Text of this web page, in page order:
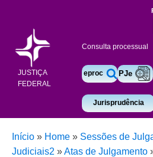
JUSTIÇA
FEDERAL
Consulta processual
eproc PJe
Jurisprudência
Início » Home » Sessões de
Judiciais2 »Atas de Julgamento